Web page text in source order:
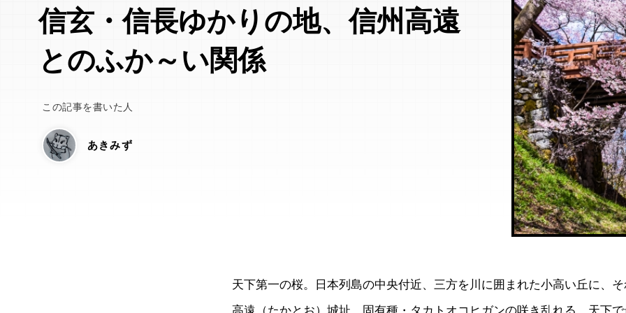
信玄・信長ゆかりの地、信州高遠
とのふか～い関係
この記事を書いた人
あきみず
天下第一の桜。日本列島の中央付近、三方を川に囲まれた小高い丘に、